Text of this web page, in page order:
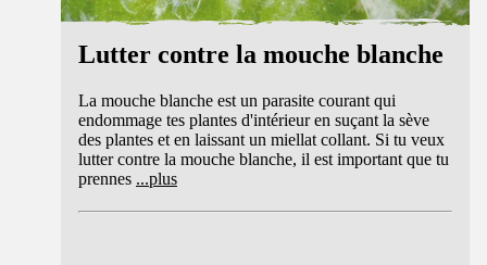
Lutter contre la mouche blanche
La mouche blanche est un parasite courant qui
endommage tes plantes d'intérieur en suçant la sève
des plantes et en laissant un miellat collant. Si tu veux
lutter contre la mouche blanche, il est important que tu
prennes ...plus